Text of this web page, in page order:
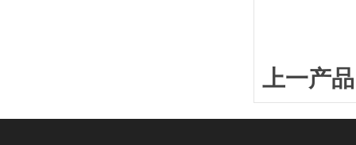
上一产